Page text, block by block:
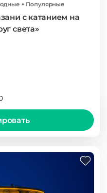
Популярные
с катанием на
света»